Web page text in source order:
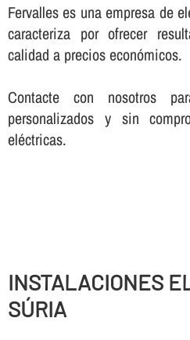
Fervalles es una empresa de
caracteriza por ofrecer
calidad a precios económicos.
Contacte con nosotros
personalizados y sin
eléctricas.
INSTALACIONES
SÚRIA